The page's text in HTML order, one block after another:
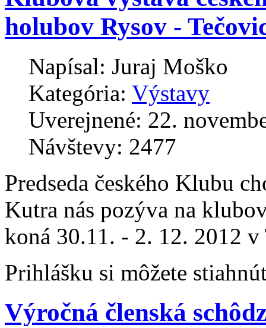
holubov Rysov -
Napísal: Juraj Moško
Kategória: Výstavy
Uverejnené: 22.
Návštevy: 2477
Predseda českého Klubu
Kutra nás pozýva na
koná 30.11. - 2. 12. 2012 v
Prihlášku si môžete
Výročná členská